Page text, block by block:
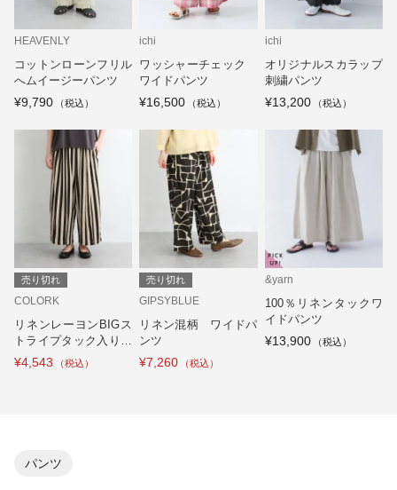
HEAVENLY
コットンローンフリル
へムイージーパンツ
¥9,790
ichi
ワッシャーチェック
ワイドパンツ
¥16,500
ichi
オリジナルスカラップ
刺繍パンツ
¥13,200
売り切れ
COLORK
リネンレーヨンBIGス
トライプタック入りパ
ンツ
¥4,543
売り切れ
GIPSYBLUE
リネン混柄 ワイドパ
ンツ
¥7,260
&yarn
100％リネンタックワ
イドパンツ
¥13,900
パンツ